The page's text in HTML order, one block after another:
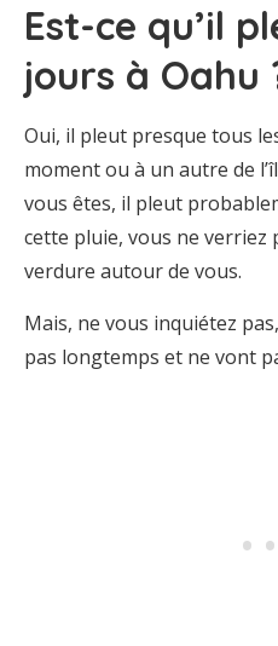
Est-ce qu’il
jours à Oahu
Oui, il pleut presque tous
moment ou à un autre de
vous êtes, il pleut
cette pluie, vous ne verriez
verdure autour de vous.
Mais, ne vous inquiétez
pas longtemps et ne vont